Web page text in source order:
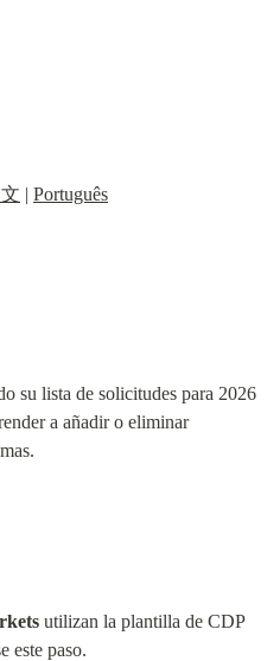
| Português
su lista de solicitudes para 2026
a añadir o eliminar
utilizan la plantilla de CDP
este paso.